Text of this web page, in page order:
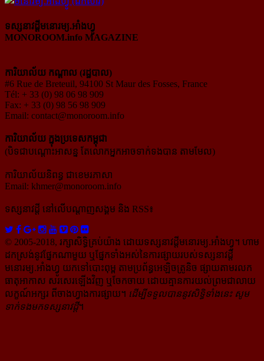
ទស្សនាវដ្ដីមនោរម្យ.អាំងហ្វូ
MONOROOM.info MAGAZINE
ការិយាល័យ កណ្ដាល (រដ្ឋបាល)
#6 Rue de Breteuil, 94100 St Maur des Fosses, France
Tél: + 33 (0) 98 06 98 909
Fax: + 33 (0) 98 56 98 909
Email: contact@monoroom.info
ការិយាល័យ ក្នុង​ប្រទេស​កម្ពុជា
(បិទជាបណ្ដោះអាសន្ន តែលោកអ្នកអាចទាក់ទងបាន តាមមែល)
ការិយាល័យនិពន្ធ ជាខេមរភាសា
Email: khmer@monoroom.info
ទស្សនាវដ្ដី​ នៅលើបណ្ដាញសង្គម និង RSS៖
© 2005-2018, រក្សាសិទ្ធិគ្រប់យ៉ាង ដោយទស្សនាវដ្ដី​មនោរម្យ.អាំងហ្វូ។ ហាម​
ដក​ស្រង់​នូវ​ផ្នែក​ណា​មួយ​ ឬ​ផ្នែក​ទាំង​អស់​នៃ​ការ​ផ្សាយ​របស់​ទស្សនាវដ្ដី​​
មនោរម្យ.អាំងហ្វូ យក​ទៅ​​បោះពុម្ព តាម​ប្រព័ន្ធ​អេឡិច​ត្រូនិច ផ្សាយ​តាម​រលក​
ធាតុអាកាស សរសេរ​ឡើង​វិញ ឬ​ចែក​ចាយ​ ដោយ​គ្មាន​ការ​យល់ព្រមជា​លាយ​
លក្ខណ៍​អក្សរ​ ពី​ចាងហ្វាង​ការ​ផ្សាយ​។ ដើម្បី​ទទួល​បាននូវសិទ្ធិ​ទាំងនេះ សូម​
ទាក់​ទង​មក​ទស្សនាវដ្ដី។